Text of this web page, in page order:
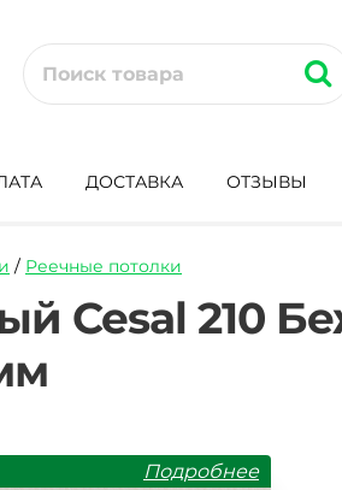
ДОСТАВКА ОТЗЫВЫ
/ Реечные потолки
potolok-Cesal 210
Подробнее